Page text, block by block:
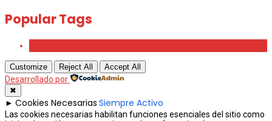
Popular Tags
Customize Reject All Accept All
Desarrollado por
✖
► Cookies Necesarias Siempre Activo
Las cookies necesarias habilitan funciones esenciales del sitio como